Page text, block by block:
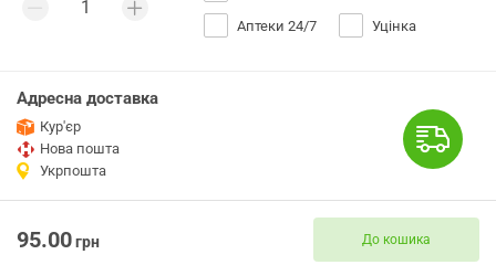
Аптеки 24/7 Уцінка
Адресна доставка
Кур'єр
Нова пошта
Укрпошта
95.00грн До кошика